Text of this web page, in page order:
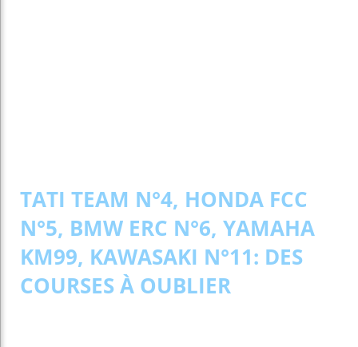
TATI TEAM N°4, HONDA FCC
N°5, BMW ERC N°6, YAMAHA
KM99, KAWASAKI N°11: DES
COURSES À OUBLIER